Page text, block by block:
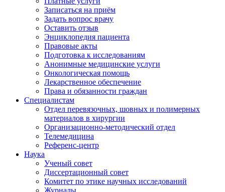
Записаться на приём
Задать вопрос врачу
Оставить отзыв
Энциклопедия пациента
Правовые акты
Подготовка к исследованиям
Анонимные медицинские услуги
Онкологическая помощь
Лекарственное обеспечение
Права и обязанности граждан
Специалистам
Отдел перевязочных, шовных и полимерных
материалов в хирургии
Организационно-методический отдел
Телемедицина
Референс-центр
Наука
Ученый совет
Диссертационный совет
Комитет по этике научных исследований
Журналы